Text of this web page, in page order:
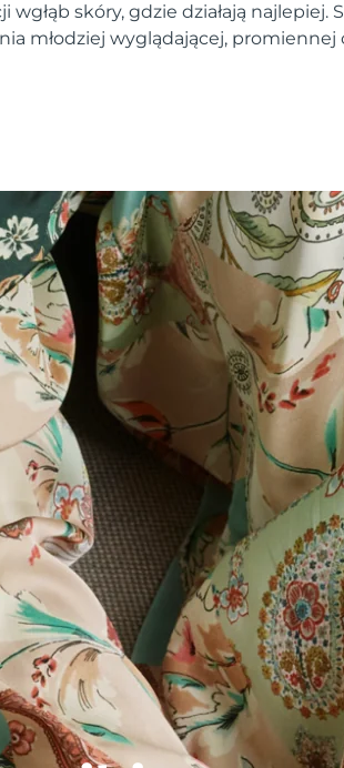
skóry, gdzie działają najlepiej.
młodziej wyglądającej, promiennej